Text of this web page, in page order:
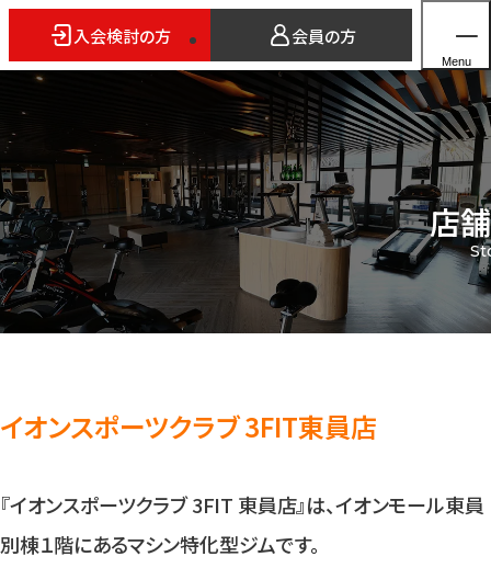
入会検討の方 会員の方
Menu
ホーム
店舗検索
5つのスタイル
3FITとは
入会検討の方
店
イオンスポーツクラブ 3FIT東員店
『イオンスポーツクラブ 3FIT 東員店』は、イオンモール東員
別棟１階にあるマシン特化型ジムです。